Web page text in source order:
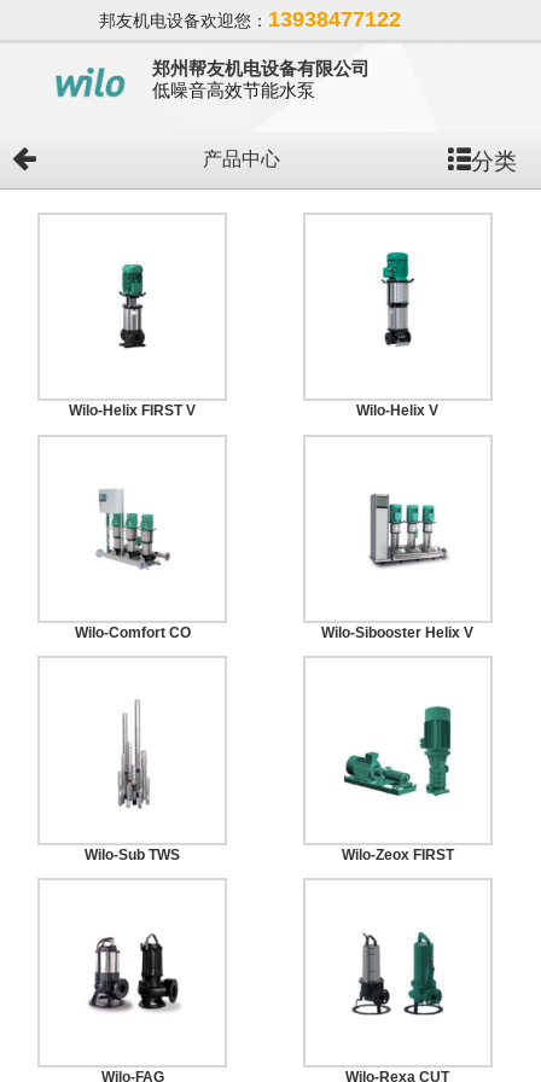
邦友机电设备欢迎您： 13938477122
郑州帮友机电设备有限公司
低噪音高效节能水泵
产品中心 分类
Wilo-Helix FIRST V Wilo-Helix V
Wilo-Comfort CO Wilo-Sibooster Helix V
Wilo-Sub TWS Wilo-Zeox FIRST
Wilo-FAG Wilo-Rexa CUT